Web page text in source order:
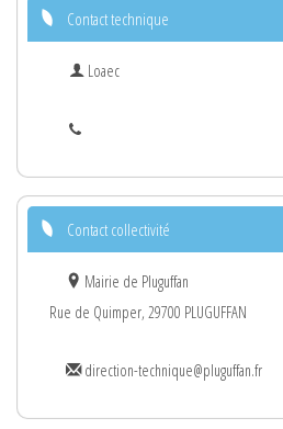
Contact technique
Loaec
Contact collectivité
Mairie de Pluguffan
Rue de Quimper, 29700 PLUGUFFAN
direction-technique@pluguffan.fr